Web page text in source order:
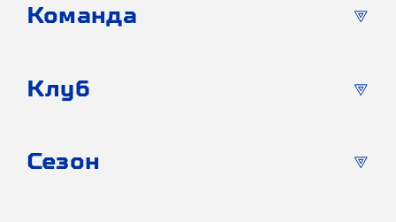
Команда
Клуб
Сезон